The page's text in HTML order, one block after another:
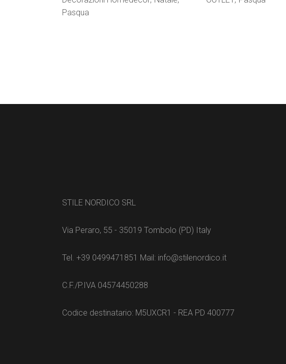
Pasqua
STILE NORDICO SRL
Via Peraro, 55 - 35019 Tombolo (PD) Italy
Tel. +39 0499471851 Mail: info@stilenordico.it
C.F./P.IVA 04574450288
Codice destinatario: M5UXCR1 - REA PD 400777